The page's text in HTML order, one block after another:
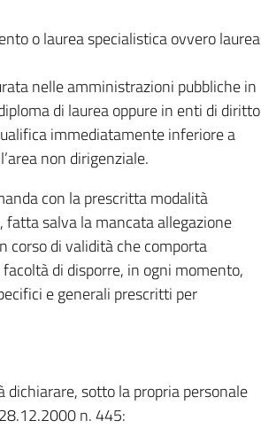
o laurea specialistica ovvero laurea
nelle amministrazioni pubbliche in
di laurea oppure in enti di diritto
immediatamente inferiore a
non dirigenziale.
con la prescritta modalità
salva la mancata allegazione
corso di validità che comporta
di disporre, in ogni momento,
e generali prescritti per
sotto la propria personale
n. 445: